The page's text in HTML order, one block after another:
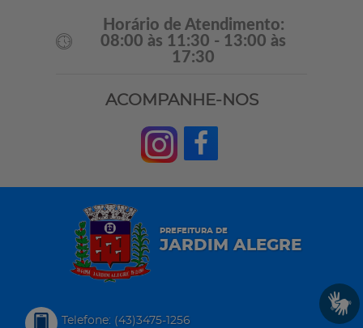
Horário de Atendimento:
08:00 às 11:30 - 13:00 às
17:30
ACOMPANHE-NOS
PREFEITURA DE
JARDIM ALEGRE
Telefone: (43)3475-1256